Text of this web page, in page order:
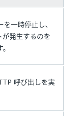
一時停止し、
発生するのを
呼び出しを実